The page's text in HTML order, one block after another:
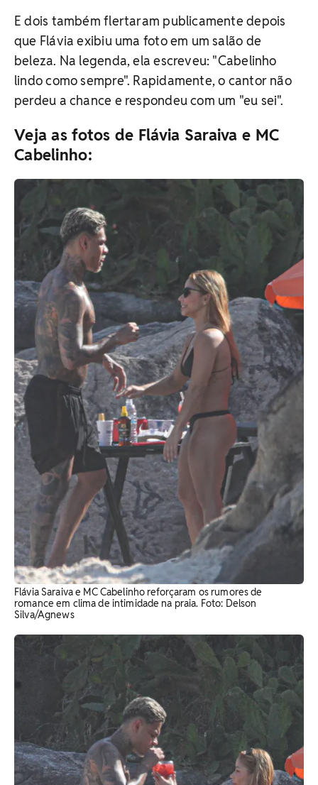
E dois também flertaram publicamente depois
que Flávia exibiu uma foto em um salão de
beleza. Na legenda, ela escreveu: "Cabelinho
lindo como sempre". Rapidamente, o cantor não
perdeu a chance e respondeu com um "eu sei".
Veja as fotos de Flávia Saraiva e MC
Cabelinho:
Flávia Saraiva e MC Cabelinho reforçaram os rumores de
romance em clima de intimidade na praia. Foto: Delson
Silva/Agnews